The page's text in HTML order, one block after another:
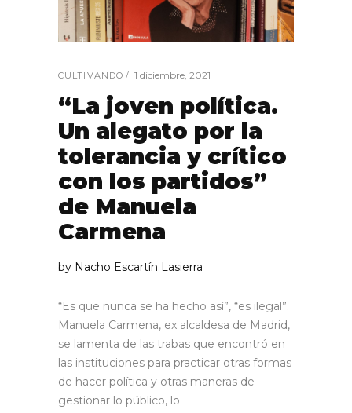
CULTIVANDO 1 diciembre, 2021
“La joven política.
Un alegato por la
tolerancia y crítico
con los partidos”
de Manuela
Carmena
by Nacho Escartín Lasierra
“Es que nunca se ha hecho así”, “es ilegal”.
Manuela Carmena, ex alcaldesa de Madrid,
se lamenta de las trabas que encontró en
las instituciones para practicar otras formas
de hacer política y otras maneras de
gestionar lo público, lo